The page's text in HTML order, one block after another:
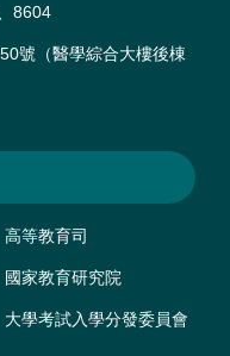
8604
號（醫學綜合大樓後棟
高等教育司
國家教育研究院
大學考試入學分發委員會